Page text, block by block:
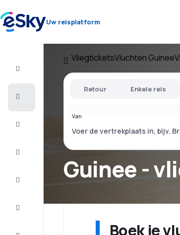
Uw reisplatform
VliegticketsVluchten Guinee
Guinee -
Retour Enkele reis
Van
Boek je